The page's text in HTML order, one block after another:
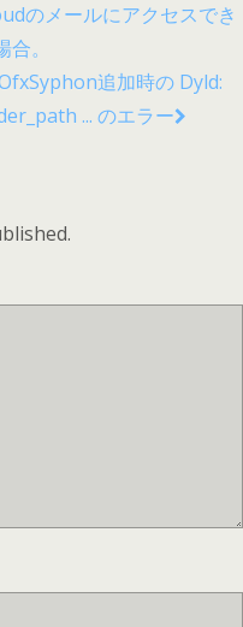
のメールにアクセスでき
。
追加時の Dyld:
... のエラー